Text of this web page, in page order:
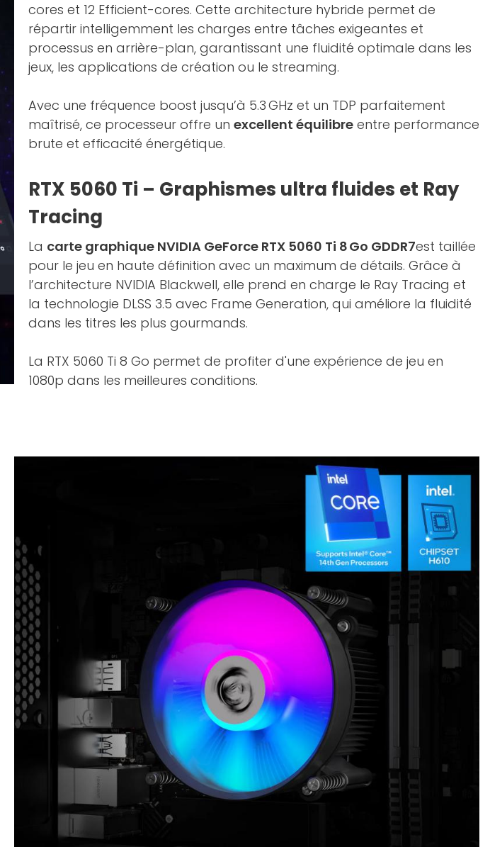
cores et 12 Efficient-cores. Cette architecture hybride permet de
répartir intelligemment les charges entre tâches exigeantes et
processus en arrière-plan, garantissant une fluidité optimale dans les
jeux, les applications de création ou le streaming.
Avec une fréquence boost jusqu’à 5.3 GHz et un TDP parfaitement
maîtrisé, ce processeur offre un excellent équilibre entre performance
brute et efficacité énergétique.
RTX 5060 Ti – Graphismes ultra fluides et Ray
Tracing
La carte graphique NVIDIA GeForce RTX 5060 Ti 8 Go GDDR7est taillée
pour le jeu en haute définition avec un maximum de détails. Grâce à
l’architecture NVIDIA Blackwell, elle prend en charge le Ray Tracing et
la technologie DLSS 3.5 avec Frame Generation, qui améliore la fluidité
dans les titres les plus gourmands.
La RTX 5060 Ti 8 Go permet de profiter d'une expérience de jeu en
1080p dans les meilleures conditions.